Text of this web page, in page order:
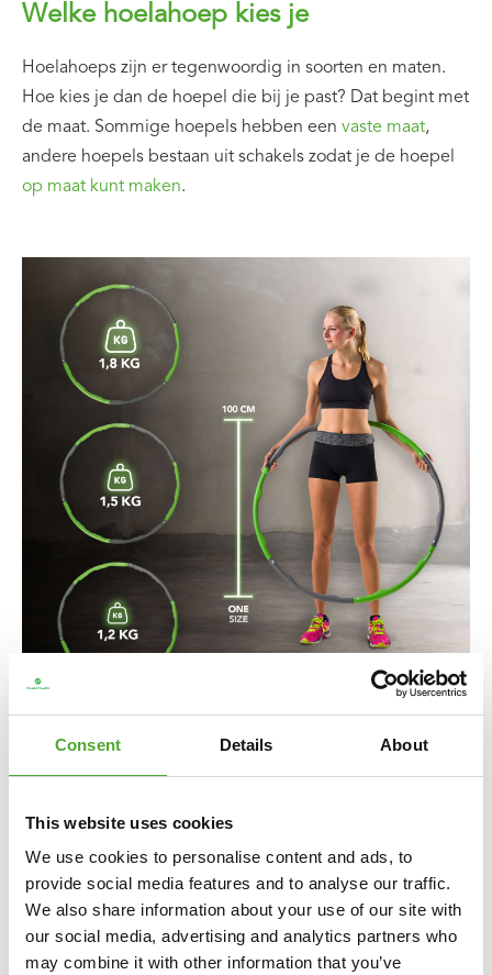
Consent Details About
This website uses cookies
We use cookies to personalise content and ads, to
provide social media features and to analyse our traffic.
We also share information about your use of our site with
our social media, advertising and analytics partners who
may combine it with other information that you’ve
Welke hoelahoep kies je
Hoelahoeps zijn er tegenwoordig in soorten en maten.
Hoe kies je dan de hoepel die bij je past? Dat begint met
de maat. Sommige hoepels hebben een vaste maat,
andere hoepels bestaan uit schakels zodat je de hoepel
op maat kunt maken.
Hoelahoep met een vaste maat
de borst en taille moet komen als je hem rechtop voor je
zet. Hoe breder je tailleomvang, des te hoger naar je
borst moet de hoepel komen. Het voordeel van een
vaste hoepel: je kunt deze niet alleen om je middel
draaien, maar bijvoorbeeld ook om je nek en schouders,